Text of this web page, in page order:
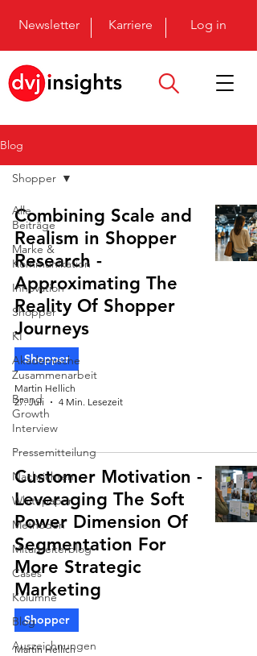
Newsletter Karriere Log in
Blog
Alle
Beiträge
Marke &
Kommunikation
Innovation
Shopper
KI
Akademische
Zusammenarbeit
Brand
Growth
Interview
Pressemitteilung
Nachrichten
Whitepaper
Methoden
Mitarbeiterblog
Cases
Kolumne
Blog
Auszeichnungen
Shopper
Combining Scale and
Realism in Shopper
Research -
Approximating The
Reality Of Shopper
Journeys
Shopper
Martin Hellich
27. Juli
4 Min. Lesezeit
Customer Motivation -
Leveraging The Soft
Power Dimension Of
Segmentation For
More Strategic
Marketing
Shopper
Martin Hellich